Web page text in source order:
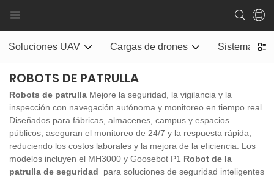
Soluciones UAV Cargas de drones Sistema de
ROBOTS DE PATRULLA
Robots de patrulla Mejore la seguridad, la vigilancia y la
inspección con navegación autónoma y monitoreo en tiempo real.
Diseñados para fábricas, almacenes, campus y espacios
públicos, aseguran el monitoreo de 24/7 y la respuesta rápida,
reduciendo los costos laborales y la mejora de la eficiencia. Los
modelos incluyen el MH3000 y Goosebot P1 Robot de la
patrulla de seguridad
para soluciones de seguridad inteligentes